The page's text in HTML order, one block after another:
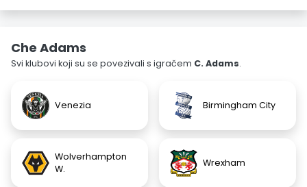
Che Adams
Svi klubovi koji su se povezivali s igračem C. Adams.
Venezia Birmingham City
Wolverhampton
W.
Wrexham